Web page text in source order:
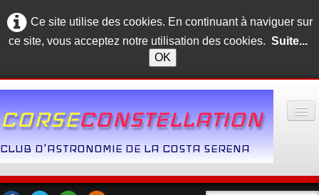
Ce site utilise des cookies. En continuant à naviguer sur
ce site, vous acceptez notre utilisation des cookies. Suite...
OK
CORSECONSTELLATION
CLUB D'ASTRONOMIE DE LA COSTA SERENA
Accueil